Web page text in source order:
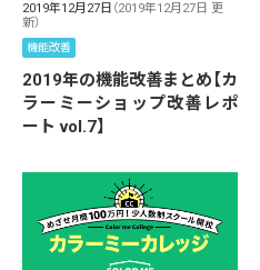
2019年12月27日 （2019年12月27日 更
新）
機能改善
2019年の機能改善まとめ【カ
ラーミーショップ改善レポ
ート vol.7】